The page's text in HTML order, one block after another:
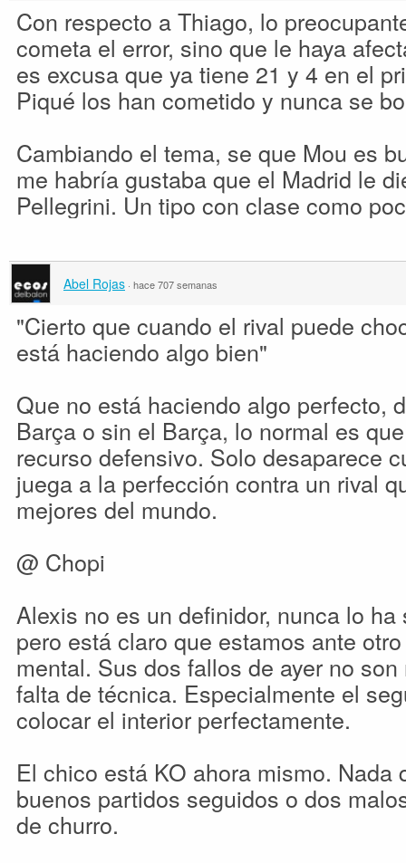
Con respecto a Thiago, lo
cometa el error, sino que le haya
es excusa que ya tiene 21 y 4 en el
Piqué los han cometido y nunca se
Cambiando el tema, se que Mou es
me habría gustaba que el Madrid le
Pellegrini. Un tipo con clase como
Abel Rojas · hace 707 semanas
"Cierto que cuando el rival puede
está haciendo algo bien"
Que no está haciendo algo perfecto,
Barça o sin el Barça, lo normal es
recurso defensivo. Solo desaparece
juega a la perfección contra un rival
mejores del mundo.
@ Chopi
Alexis no es un definidor, nunca lo
pero está claro que estamos ante
mental. Sus dos fallos de ayer no
falta de técnica. Especialmente el
colocar el interior perfectamente.
El chico está KO ahora mismo. Nada
buenos partidos seguidos o dos
de churro.